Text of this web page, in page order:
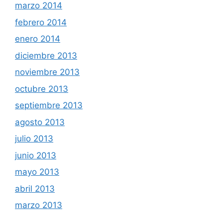
marzo 2014
febrero 2014
enero 2014
diciembre 2013
noviembre 2013
octubre 2013
septiembre 2013
agosto 2013
julio 2013
junio 2013
mayo 2013
abril 2013
marzo 2013